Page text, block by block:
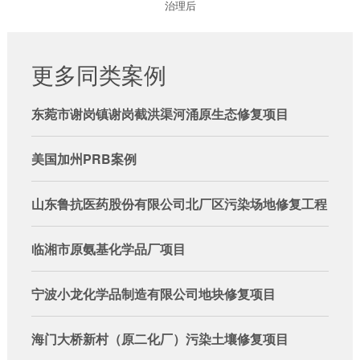
治理后
更多同类案例
东菀市谢岗镇谢岗截洪渠河涌原生态修复项目
美国加州PRB案例
山东鲁抗医药股份有限公司北厂区污染场地修复工程
临湘市原氨基化学品厂项目
宁波小龙化学品制造有限公司地块修复项目
海门大桥新村（原二化厂）污染土壤修复项目